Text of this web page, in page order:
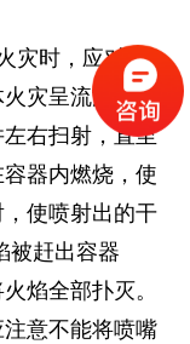
灾时，应对准
灾呈流淌燃烧
右扫射，直至
器内燃烧，使
使喷射出的干
被赶出容器
焰全部扑灭。
意不能将喷嘴